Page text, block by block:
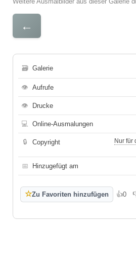
←
🗃 Galerie
👁 Aufrufe
👁 Drucke
💻 Online-Ausmalungen
🔒 Copyright
Nur für
📅 Hinzugefügt am
☆Zu Favoriten hinzufügen 👍0